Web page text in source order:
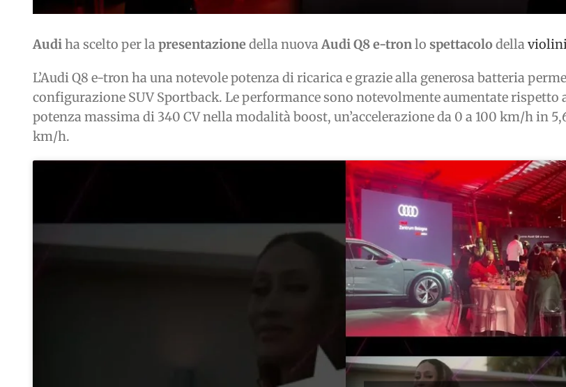
Audiha scelto per lapresentazione della nuovaAudi Q8 e-tronlo spettacolodella
L’Audi Q8 e-tron ha una notevole potenza di ricarica e grazie alla generosa batteria
configurazione SUV Sportback. Le performance sono notevolmente aumentate
potenza massima di 340 CV nella modalità boost, un’accelerazione da 0 a 100 km/h in
km/h.